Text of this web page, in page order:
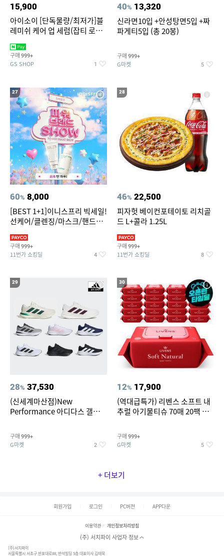
15,900
아이소이 [단독물량/최저가]블
레미쉬 케어 업 세럼(잡티 로즈
2027-04-24)
구매 999+
GS SHOP 1
40% 13,320
신라면10입 +안성탕면5입 +짜
파게티5입 (총 20봉)
구매 999+
G마켓 5
27
60% 8,000
[BEST 1+1]이니스프리 빅세일!
선케어/클렌징/마스크/핸드크
구매 999+
11번가 쇼킹딜 4
28
46% 22,500
피자헛 베이컨포테이토 리치골
드 L+콜라 1.25L
구매 999+
11번가 쇼킹딜 8
29
28% 37,530
(신세계마산점)New
Performance 아디다스 갤럭시
구매 999+
G마켓 2
30
12% 17,900
(역대급특가) 리벤스 소프트 내
추럴 아기물티슈 70매 20팩 캡
구매 999+
G마켓 5
+ 더보기
회원가입 로그인 PC버전 APP다운
이용약관 개인정보처리방침
(주) 서치파이 사업자 정보
(주)서치파이
서울특별시 서초구 반포대로88, 반석빌딩 5층 대표이사 김태묵